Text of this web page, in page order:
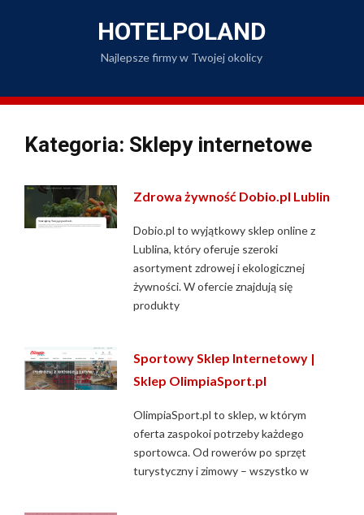
content
HOTELPOLAND
Najlepsze firmy w Twojej okolicy
Kategoria: Sklepy internetowe
Zdrowa żywność Dobio.pl Lublin
Dobio.pl to wyjątkowy sklep online z
Lublina, który oferuje szeroki
asortyment zdrowej i ekologicznej
żywności. W ofercie znajdują się
produkty
Sportowy Sklep Internetowy |
Sklep OlimpiaSport.pl
OlimpiaSport.pl to sklep, w którym
oferta zaspokoi potrzeby każdego
sportowca. Od rowerów po sprzęt
turystyczny i zimowy – wszystko w